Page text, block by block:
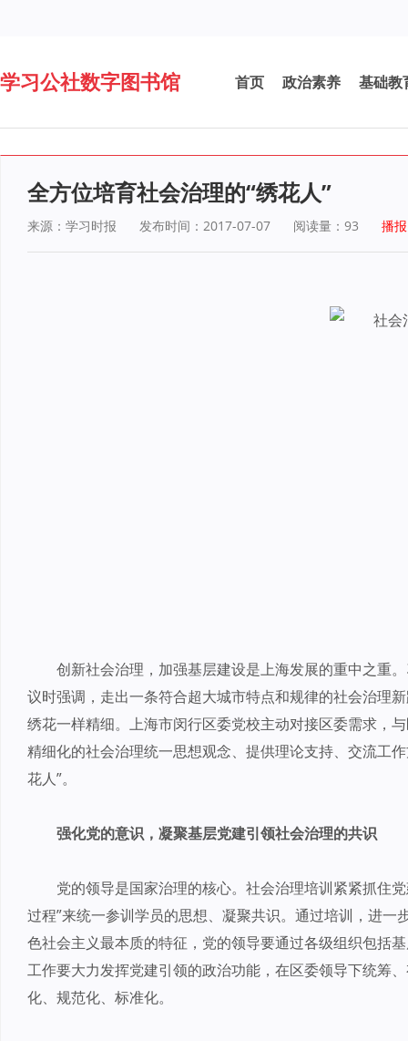
学习公社数字图书馆 首页 政治素养 基础教
全方位培育社会治理的“绣花人”
来源：学习时报 发布时间：2017-07-07 阅读量： 93 播报
创新社会治理，加强基层建设是上海发展的重中之重
议时强调，走出一条符合超大城市特点和规律的社会治理
绣花一样精细。上海市闵行区委党校主动对接区委需求，
精细化的社会治理统一思想观念、提供理论支持、交流工
花人”。
强化党的意识，凝聚基层党建引领社会治理的共识
党的领导是国家治理的核心。社会治理培训紧紧抓住
过程”来统一参训学员的思想、凝聚共识。通过培训，进
色社会主义最本质的特征，党的领导要通过各级组织包括
工作要大力发挥党建引领的政治功能，在区委领导下统筹
化、规范化、标准化。